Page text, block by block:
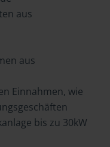
aus
aus
Einnahmen, wie
bis zu 30kW